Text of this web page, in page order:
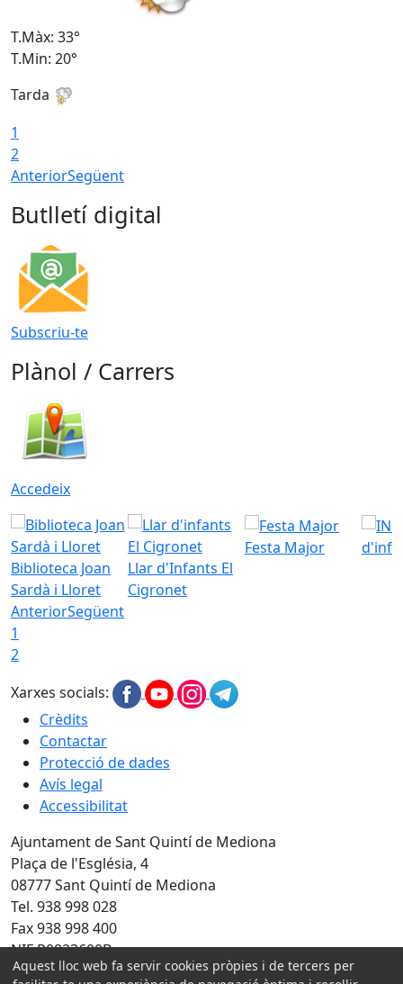
T.Màx: 33°
T.Min: 20°
Tarda
1
2
AnteriorSegüent
Butlletí digital
Subscriu-te
Plànol / Carrers
Accedeix
Biblioteca Joan
Sardà i Lloret
Llar d'Infants El
Cigronet
Festa Major
AnteriorSegüent
1
2
Xarxes socials:
Crèdits
Contactar
Protecció de dades
Avís legal
Accessibilitat
Ajuntament de Sant Quintí de Mediona
Plaça de l'Església, 4
08777 Sant Quintí de Mediona
Tel. 938 998 028
Fax 938 998 400
NIF P0823600B
Aquest lloc web fa servir cookies pròpies i de tercers per